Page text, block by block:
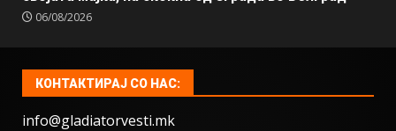
06/08/2026
КОНТАКТИРАЈ СО НАС:
info@gladiatorvesti.mk